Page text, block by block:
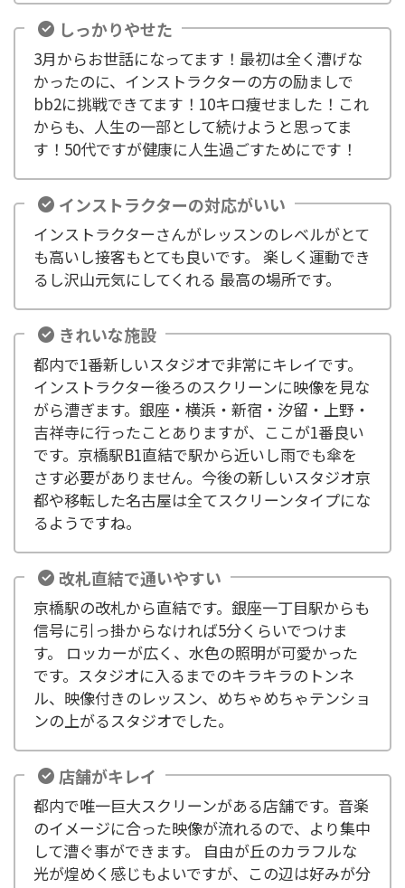
しっかりやせた
3月からお世話になってます！最初は全く漕げな
かったのに、インストラクターの方の励ましで
bb2に挑戦できてます！10キロ痩せました！これ
からも、人生の一部として続けようと思ってま
す！50代ですが健康に人生過ごすためにです！
インストラクターの対応がいい
インストラクターさんがレッスンのレベルがとて
も高いし接客もとても良いです。 楽しく運動でき
るし沢山元気にしてくれる 最高の場所です。
きれいな施設
都内で1番新しいスタジオで非常にキレイです。
インストラクター後ろのスクリーンに映像を見な
がら漕ぎます。銀座・横浜・新宿・汐留・上野・
吉祥寺に行ったことありますが、ここが1番良い
です。京橋駅B1直結で駅から近いし雨でも傘を
さす必要がありません。今後の新しいスタジオ京
都や移転した名古屋は全てスクリーンタイプにな
るようですね。
改札直結で通いやすい
京橋駅の改札から直結です。銀座一丁目駅からも
信号に引っ掛からなければ5分くらいでつけま
す。 ロッカーが広く、水色の照明が可愛かった
です。スタジオに入るまでのキラキラのトンネ
ル、映像付きのレッスン、めちゃめちゃテンショ
ンの上がるスタジオでした。
店舗がキレイ
都内で唯一巨大スクリーンがある店舗です。音楽
のイメージに合った映像が流れるので、より集中
して漕ぐ事ができます。 自由が丘のカラフルな
光が煌めく感じもよいですが、この辺は好みが分